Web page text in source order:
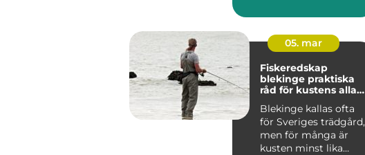
05. mar
Fiskeredskap
blekinge praktiska
råd för kustens alla
Blekinge kallas ofta
för Sveriges trädgård,
men för många är
kusten minst lika